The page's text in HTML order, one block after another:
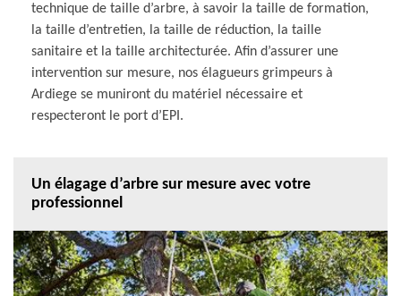
technique de taille d’arbre, à savoir la taille de formation,
la taille d’entretien, la taille de réduction, la taille
sanitaire et la taille architecturée. Afin d’assurer une
intervention sur mesure, nos élagueurs grimpeurs à
Ardiege se muniront du matériel nécessaire et
respecteront le port d’EPI.
Un élagage d’arbre sur mesure avec votre
professionnel